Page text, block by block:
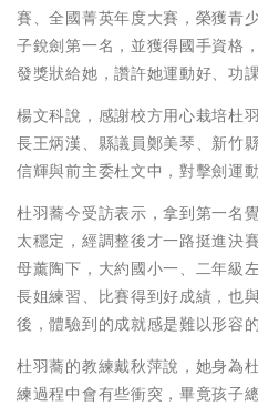
賽、全國菁英年度大賽，榮獲青
子銳劍第一名，並獲得國手資格
發獎狀給她，讚許她運動好、功
楊文科說，感謝校方用心栽培杜
長王炳漢、縣議員鄭美琴、新竹
信輝與前主委杜文中，對擊劍運
杜羽蕎今受訪表示，拿到第一名
太穩定，經調整後才一路挺進決
母薰陶下，大約國小一、二年級
長姐練習、比賽得到好成績，也
後，體驗到的成就感是難以形容
杜羽蕎的教練戴秋萍說，她身為
練過程中會有些衝突，畢竟孩子